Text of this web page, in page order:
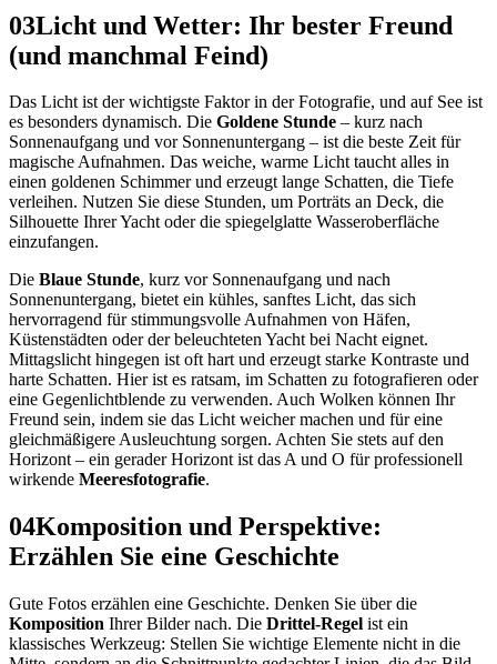
03Licht und Wetter: Ihr bester Freund
(und manchmal Feind)
Das Licht ist der wichtigste Faktor in der Fotografie, und auf See ist
es besonders dynamisch. Die Goldene Stunde – kurz nach
Sonnenaufgang und vor Sonnenuntergang – ist die beste Zeit für
magische Aufnahmen. Das weiche, warme Licht taucht alles in
einen goldenen Schimmer und erzeugt lange Schatten, die Tiefe
verleihen. Nutzen Sie diese Stunden, um Porträts an Deck, die
Silhouette Ihrer Yacht oder die spiegelglatte Wasseroberfläche
einzufangen.
Die Blaue Stunde, kurz vor Sonnenaufgang und nach
Sonnenuntergang, bietet ein kühles, sanftes Licht, das sich
hervorragend für stimmungsvolle Aufnahmen von Häfen,
Küstenstädten oder der beleuchteten Yacht bei Nacht eignet.
Mittagslicht hingegen ist oft hart und erzeugt starke Kontraste und
harte Schatten. Hier ist es ratsam, im Schatten zu fotografieren oder
eine Gegenlichtblende zu verwenden. Auch Wolken können Ihr
Freund sein, indem sie das Licht weicher machen und für eine
gleichmäßigere Ausleuchtung sorgen. Achten Sie stets auf den
Horizont – ein gerader Horizont ist das A und O für professionell
wirkende Meeresfotografie.
04Komposition und Perspektive:
Erzählen Sie eine Geschichte
Gute Fotos erzählen eine Geschichte. Denken Sie über die
Komposition Ihrer Bilder nach. Die Drittel-Regel ist ein
klassisches Werkzeug: Stellen Sie wichtige Elemente nicht in die